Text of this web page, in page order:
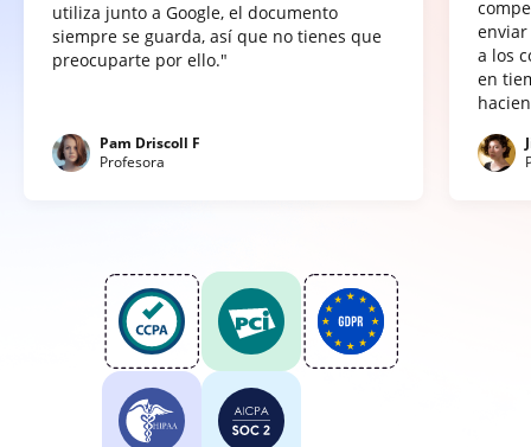
utiliza junto a Google, el documento
siempre se guarda, así que no tienes que
preocuparte por ello."
Pam Driscoll F
Profesora
a los
en